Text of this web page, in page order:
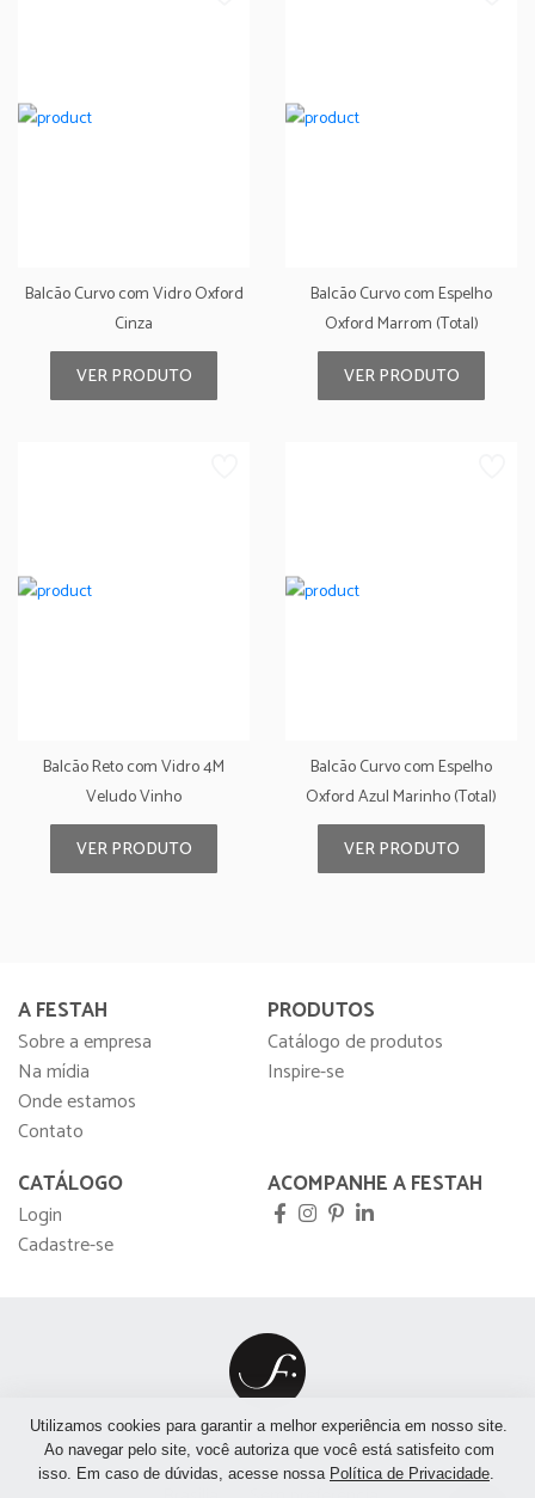
Balcão Curvo com Vidro Oxford
Cinza
VER PRODUTO
Balcão Curvo com Espelho
Oxford Marrom (Total)
VER PRODUTO
Balcão Reto com Vidro 4M
Veludo Vinho
VER PRODUTO
Balcão Curvo com Espelho
Oxford Azul Marinho (Total)
VER PRODUTO
Utilizamos cookies para garantir a melhor experiência em nosso site.
Ao navegar pelo site, você autoriza que você está satisfeito com
isso. Em caso de dúvidas, acesse nossa Política de Privacidade.
A FESTAH
Sobre a empresa
Na mídia
Onde estamos
Contato
PRODUTOS
Catálogo de produtos
Inspire-se
CATÁLOGO
Login
Cadastre-se
ACOMPANHE A FESTAH
São Paulo São José do Rio Preto
Rio de Janeiro